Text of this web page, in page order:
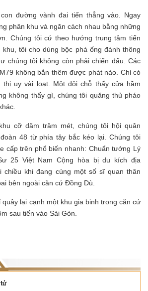
đường vành đai tiến thẳng vào. Ngay
phân khu và ngăn cách nhau bằng những
Chúng tôi cứ theo hướng trung tâm tiến
tôi cho dùng bộc phá ống đánh thông
chúng tôi không còn phải chiến đấu. Các
không bắn thêm được phát nào. Chỉ có
thị uy vài loạt. Một đôi chỗ thấy cửa hầm
không thấy gì, chúng tôi quăng thủ pháo
cỡ dăm trăm mét, chúng tôi hội quân
48 từ phía tây bắc kéo lại. Chúng tôi
cấp trên phổ biến nhanh: Chuẩn tướng Lý
25 Việt Nam Cộng hòa bị du kích địa
chiều khi đang cùng một số sĩ quan thân
bên ngoài căn cứ Đồng Dù.
lại cạnh một khu gia binh trong căn cứ
sau tiến vào Sài Gòn.